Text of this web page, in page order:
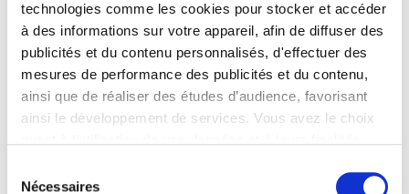
technologies comme les cookies pour stocker et accéder
à des informations sur votre appareil, afin de diffuser des
publicités et du contenu personnalisés, d'effectuer des
mesures de performance des publicités et du contenu,
ainsi que de réaliser des études d’audience, favorisant
ainsi le développement de services. Vous avez le choix
tout moment en consultant la Déclaration relative aux
Nécessaires